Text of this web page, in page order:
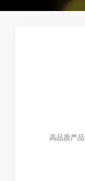
高品质产